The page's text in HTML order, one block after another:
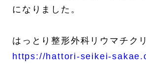
になりました。
はっとり整形外科リウマチク
https://hattori-seikei-